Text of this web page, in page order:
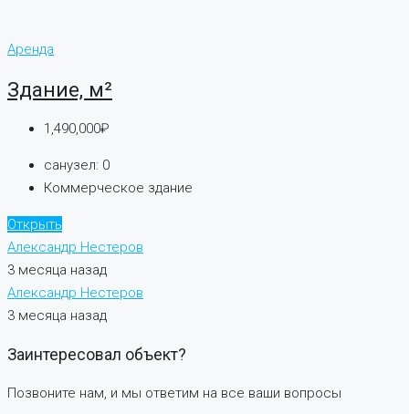
Аренда
Здание, м²
1,490,000₽
санузел: 0
Коммерческое здание
Открыть
Александр Нестеров
3 месяца назад
Александр Нестеров
3 месяца назад
Заинтересовал объект?
Позвоните нам, и мы ответим на все ваши вопросы